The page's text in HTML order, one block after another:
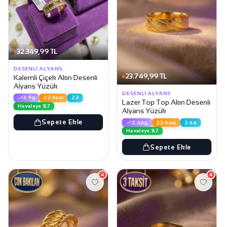
32.349,99 TL
DESENLI ALYANS
Kalemli Çiçek Altın Desenli
Alyans Yüzük
3.9g 22 Ayar
22
Havaleye %7
Sepete Ekle
23.749,99 TL
DESENLI ALYANS
Lazer Top Top Altın Desenli
Alyans Yüzük
2.66g 22 Ayar
2.66
Havaleye %7
Sepete Ekle
4 4